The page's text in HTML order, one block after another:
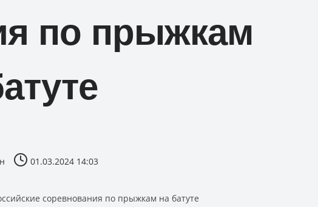
по прыжкам
01.03.2024 14:03
соревнования по прыжкам на батуте